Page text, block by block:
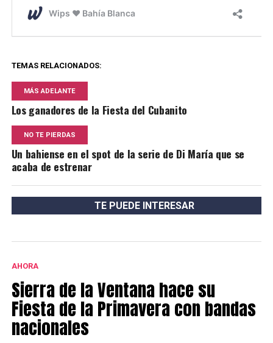
TEMAS RELACIONADOS:
MÁS ADELANTE
Los ganadores de la Fiesta del Cubanito
NO TE PIERDAS
Un bahiense en el spot de la serie de Di María que se
acaba de estrenar
TE PUEDE INTERESAR
AHORA
Sierra de la Ventana hace su
Fiesta de la Primavera con bandas
nacionales